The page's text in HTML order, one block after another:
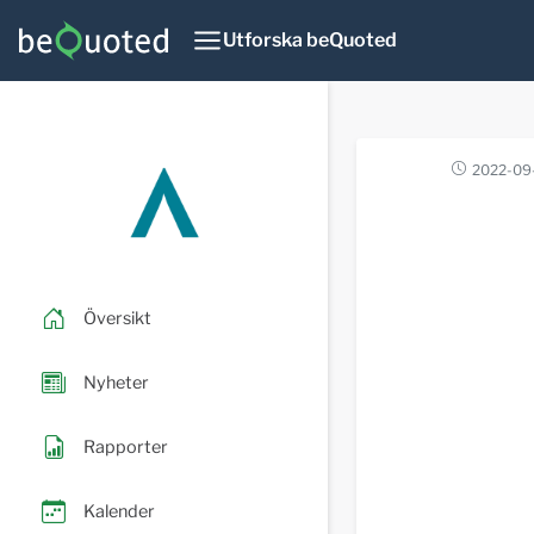
Utforska beQuoted
Översikt
Nyheter
Rapporter
Kalender
2022-